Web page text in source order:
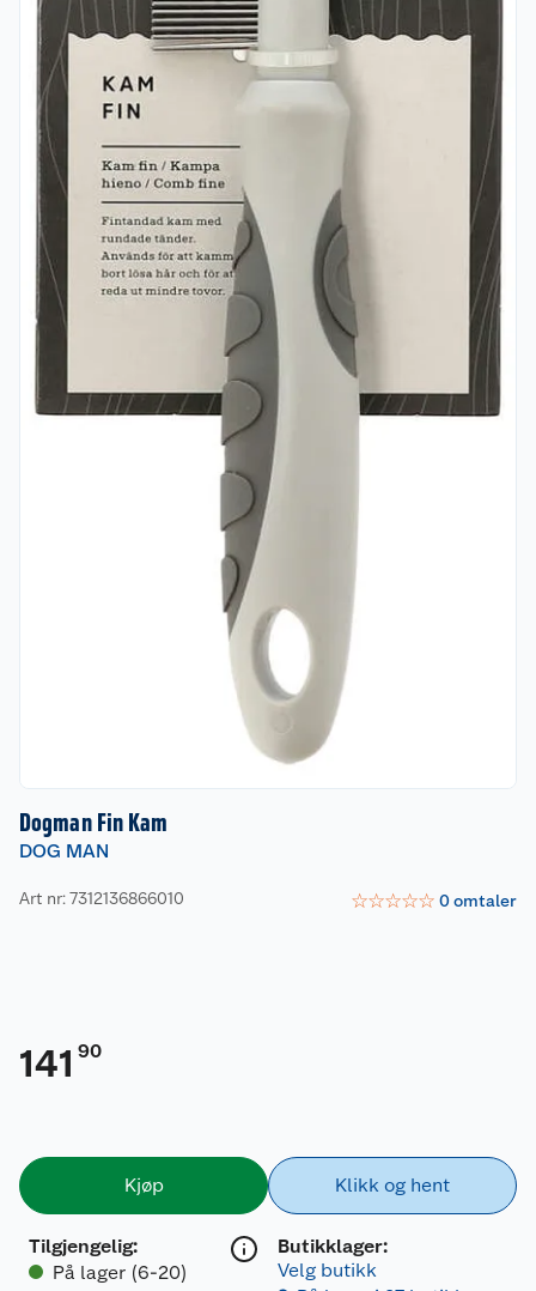
Dogman Fin Kam
DOG MAN
Art nr: 7312136866010 ☆☆☆☆☆ 0omtaler
141 90
Kjøp
Tilgjengelig:
På lager (6-20)
Klikk og hent
Butikklager:
Velg butikk